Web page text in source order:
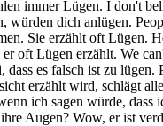
immerLügen. I don't
würden dich anlügen.
Sie erzählt oft Lügen.
er oft Lügen erzählt. We
es falsch ist zu lügen.
erzählt wird, schlägt alle
ich sagen würde, dass
Augen? Wow, er ist